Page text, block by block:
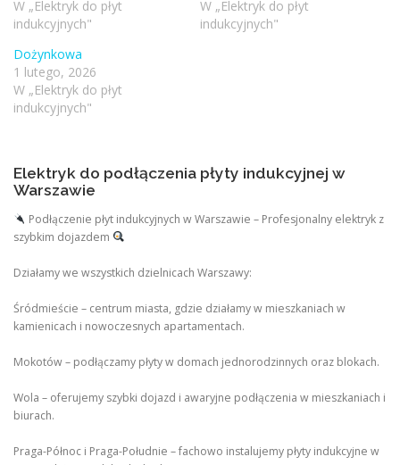
W „Elektryk do płyt
indukcyjnych"
W „Elektryk do płyt
indukcyjnych"
Dożynkowa
1 lutego, 2026
W „Elektryk do płyt
indukcyjnych"
Elektryk do podłączenia płyty indukcyjnej w
Warszawie
Podłączenie płyt indukcyjnych w Warszawie – Profesjonalny elektryk z
szybkim dojazdem
Działamy we wszystkich dzielnicach Warszawy:
Śródmieście – centrum miasta, gdzie działamy w mieszkaniach w
kamienicach i nowoczesnych apartamentach.
Mokotów – podłączamy płyty w domach jednorodzinnych oraz blokach.
Wola – oferujemy szybki dojazd i awaryjne podłączenia w mieszkaniach i
biurach.
Praga-Północ i Praga-Południe – fachowo instalujemy płyty indukcyjne w